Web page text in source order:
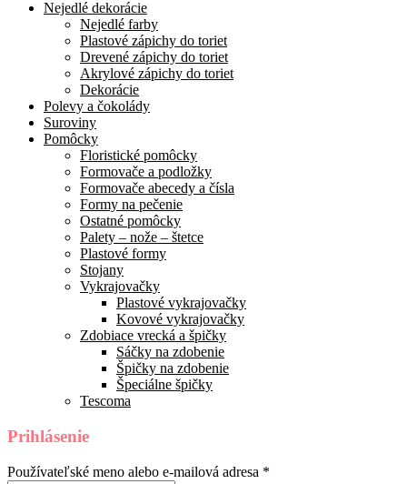
Nejedlé dekorácie
Nejedlé farby
Plastové zápichy do toriet
Drevené zápichy do toriet
Akrylové zápichy do toriet
Dekorácie
Polevy a čokolády
Suroviny
Pomôcky
Floristické pomôcky
Formovače a podložky
Formovače abecedy a čísla
Formy na pečenie
Ostatné pomôcky
Palety – nože – štetce
Plastové formy
Stojany
Vykrajovačky
Plastové vykrajovačky
Kovové vykrajovačky
Zdobiace vrecká a špičky
Sáčky na zdobenie
Špičky na zdobenie
Špeciálne špičky
Tescoma
Prihlásenie
Používateľské meno alebo e-mailová adresa *